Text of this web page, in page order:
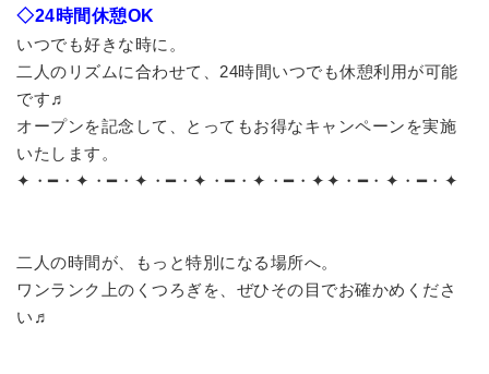
◇24時間休憩OK
いつでも好きな時に。
二人のリズムに合わせて、24時間いつでも休憩利用が可能
です♬
オープンを記念して、とってもお得なキャンペーンを実施
いたします。
✦・━・✦・━・✦・━・✦・━・✦・━・✦✦・━・✦・━・✦
二人の時間が、もっと特別になる場所へ。
ワンランク上のくつろぎを、ぜひその目でお確かめくださ
い♬